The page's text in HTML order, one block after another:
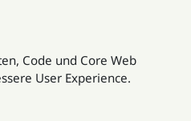
Code und Core Web
User Experience.